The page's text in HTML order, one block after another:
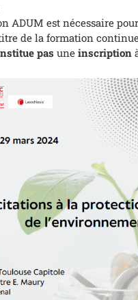
ADUM est nécessaire
de la formation
pas une inscription